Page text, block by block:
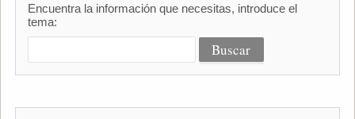
Encuentra la información que necesitas, introduce el
tema: